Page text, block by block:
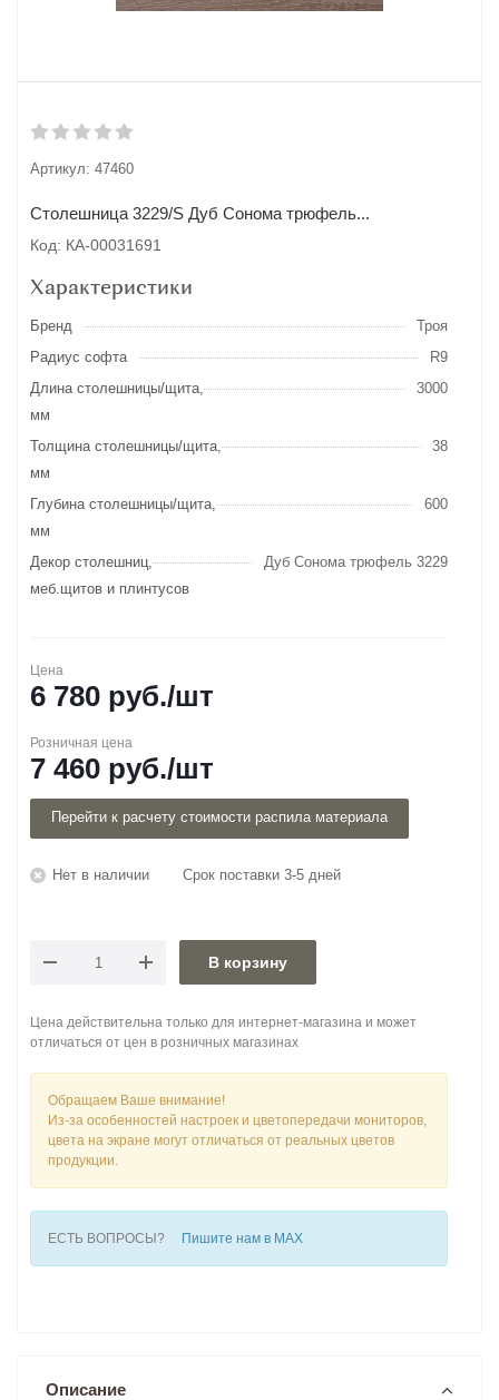
Артикул: 47460
Столешница 3229/S Дуб Сонома трюфель...
Код: КА-00031691
Характеристики
Бренд
Троя
Радиус софта
R9
Длина столешницы/щита,
мм
3000
Толщина столешницы/щита,
мм
38
Глубина столешницы/щита,
мм
600
Декор столешниц,
меб.щитов и плинтусов
Дуб Сонома трюфель 3229
Цена
6 780 руб./шт
Розничная цена
7 460 руб./шт
Перейти к расчету стоимости распила материала
Нет в наличии Срок поставки 3-5 дней
В корзину
Цена действительна только для интернет-магазина и может
отличаться от цен в розничных магазинах
Обращаем Ваше внимание!
Из-за особенностей настроек и цветопередачи мониторов,
цвета на экране могут отличаться от реальных цветов
продукции.
ЕСТЬ ВОПРОСЫ? Пишите нам в MAX
Описание